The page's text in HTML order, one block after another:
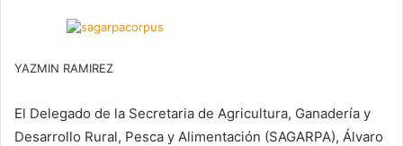
YAZMIN RAMIREZ
El Delegado de la Secretaria de Agricultura, Ganadería y
Desarrollo Rural, Pesca y Alimentación (SAGARPA), Álvaro